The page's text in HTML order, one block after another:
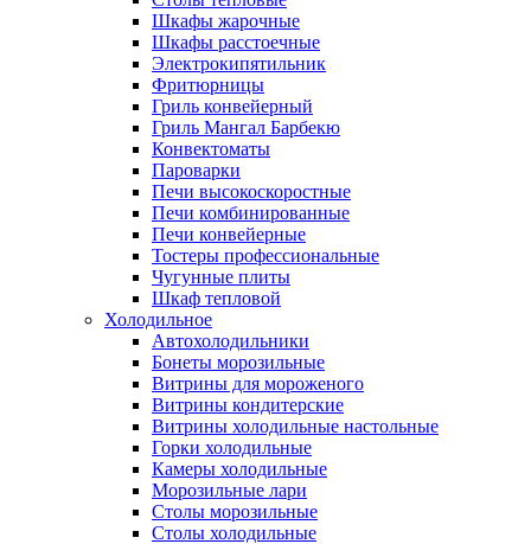
Шкафы жарочные
Шкафы расстоечные
Электрокипятильник
Фритюрницы
Гриль конвейерный
Гриль Мангал Барбекю
Конвектоматы
Пароварки
Печи высокоскоростные
Печи комбинированные
Печи конвейерные
Тостеры профессиональные
Чугунные плиты
Шкаф тепловой
Холодильное
Автохолодильники
Бонеты морозильные
Витрины для мороженого
Витрины кондитерские
Витрины холодильные настольные
Горки холодильные
Камеры холодильные
Морозильные лари
Столы морозильные
Столы холодильные